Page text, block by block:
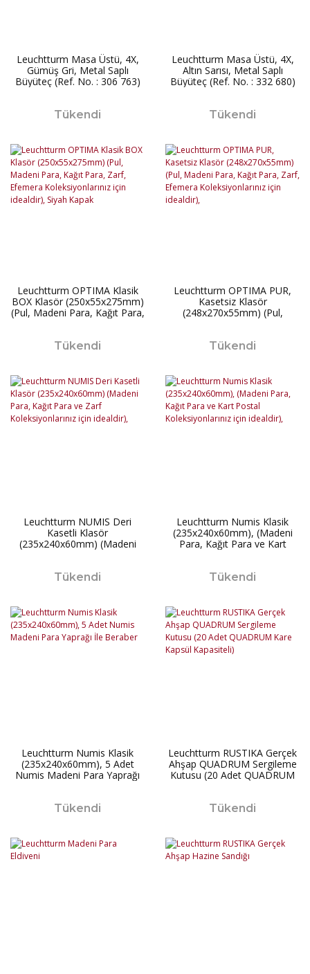
Leuchtturm Masa Üstü, 4X,
Gümüş Gri, Metal Saplı
Büyüteç (Ref. No. : 306 763)
Tükendi
Leuchtturm Masa Üstü, 4X,
Altın Sarısı, Metal Saplı
Büyüteç (Ref. No. : 332 680)
Tükendi
Leuchtturm OPTIMA Klasik
BOX Klasör (250x55x275mm)
(Pul, Madeni Para, Kağıt Para,
Siyah Kapak
Tükendi
Leuchtturm OPTIMA PUR,
Kasetsiz Klasör
(248x270x55mm) (Pul,
Koleksiyonlarınız için idealdir),
Tükendi
Leuchtturm NUMIS Deri
Kasetli Klasör
(235x240x60mm) (Madeni
Tükendi
Leuchtturm Numis Klasik
(235x240x60mm), (Madeni
Para, Kağıt Para ve Kart
Tükendi
Leuchtturm Numis Klasik
(235x240x60mm), 5 Adet
Numis Madeni Para Yaprağı
Tükendi
Leuchtturm RUSTIKA Gerçek
Ahşap QUADRUM Sergileme
Kutusu (20 Adet QUADRUM
Tükendi